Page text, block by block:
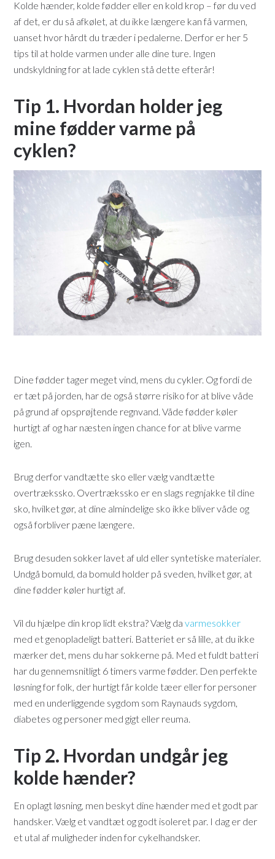
Kolde hænder, kolde fødder eller en kold krop – før du ved
af det, er du så afkølet, at du ikke længere kan få varmen,
uanset hvor hårdt du træder i pedalerne. Derfor er her 5
tips til at holde varmen under alle dine ture. Ingen
undskyldning for at lade cyklen stå dette efterår!
Tip 1. Hvordan holder jeg
mine fødder varme på
cyklen?
Dine fødder tager meget vind, mens du cykler. Og fordi de
er tæt på jorden, har de også større risiko for at blive våde
på grund af opsprøjtende regnvand. Våde fødder køler
hurtigt af og har næsten ingen chance for at blive varme
igen.
Brug derfor vandtætte sko eller vælg vandtætte
overtrækssko. Overtrækssko er en slags regnjakke til dine
sko, hvilket gør, at dine almindelige sko ikke bliver våde og
også forbliver pæne længere.
Brug desuden sokker lavet af uld eller syntetiske materialer.
Undgå bomuld, da bomuld holder på sveden, hvilket gør, at
dine fødder køler hurtigt af.
Vil du hjælpe din krop lidt ekstra? Vælg davarmesokker
med et genopladeligt batteri. Batteriet er så lille, at du ikke
mærker det, mens du har sokkerne på. Med et fuldt batteri
har du gennemsnitligt 6 timers varme fødder. Den perfekte
løsning for folk, der hurtigt får kolde tæer eller for personer
med en underliggende sygdom som Raynauds sygdom,
diabetes og personer med gigt eller reuma.
Tip 2. Hvordan undgår jeg
kolde hænder?
En oplagt løsning, men beskyt dine hænder med et godt par
handsker. Vælg et vandtæt og godt isoleret par. I dag er der
et utal af muligheder inden for cykelhandsker.